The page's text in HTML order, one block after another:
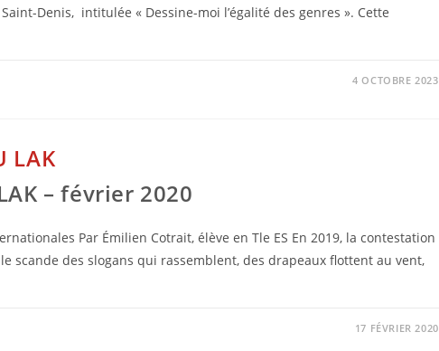
Denis, intitulée « Dessine-moi l’égalité des genres ». Cette
4 OCTOBRE 2023
LAK
– février 2020
Par Émilien Cotrait, élève en Tle ES En 2019, la contestation
scande des slogans qui rassemblent, des drapeaux flottent au vent,
17 FÉVRIER 2020